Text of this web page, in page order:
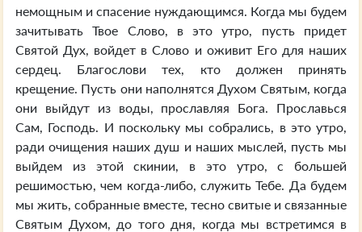
немощным и спасение нуждающимся. Когда мы будем
зачитывать Твое Слово, в это утро, пусть придет
Святой Дух, войдет в Слово и оживит Его для наших
сердец. Благослови тех, кто должен принять
крещение. Пусть они наполнятся Духом Святым, когда
они выйдут из воды, прославляя Бога. Прославься
Сам, Господь. И поскольку мы собрались, в это утро,
ради очищения наших душ и наших мыслей, пусть мы
выйдем из этой скинии, в это утро, с большей
решимостью, чем когда-либо, служить Тебе. Да будем
мы жить, собранные вместе, тесно свитые и связанные
Святым Духом, до того дня, когда мы встретимся в